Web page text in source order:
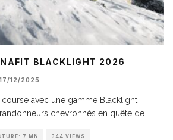
BLACKLIGHT 2026
17/12/2025
course avec une gamme Blacklight
chevronnés en quête de
7 MN 344 VIEWS